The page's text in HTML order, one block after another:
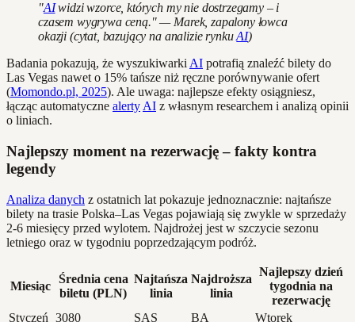
"AIwidzi wzorce, których my nie dostrzegamy – i
czasem wygrywa ceną." — Marek, zapalony łowca
okazji (cytat, bazujący na analizie rynkuAI)
Badania pokazują, że wyszukiwarki AI potrafią znaleźć bilety do
Las Vegas nawet o 15% tańsze niż ręczne porównywanie ofert
(Momondo.pl, 2025). Ale uwaga: najlepsze efekty osiągniesz,
łącząc automatyczne alerty AI z własnym researchem i analizą opinii
o liniach.
Najlepszy moment na rezerwację – fakty kontra
legendy
Analiza danych z ostatnich lat pokazuje jednoznacznie: najtańsze
bilety na trasie Polska–Las Vegas pojawiają się zwykle w sprzedaży
2-6 miesięcy przed wylotem. Najdrożej jest w szczycie sezonu
letniego oraz w tygodniu poprzedzającym podróż.
Miesiąc
Średnia cena
biletu (PLN)
Najtańsza
linia
Najdroższa
linia
Najlepszy dzień
tygodnia na
rezerwację
Styczeń 3080 SAS BA
Wtorek